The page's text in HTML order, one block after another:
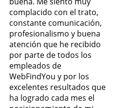
complacido con el trato,
constante comunicación,
profesionalismo y buena
atención que he recibido
por parte de todos los
empleados de
WebFindYou y por los
excelentes resultados que
ha logrado cada mes el